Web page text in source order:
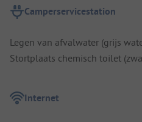
Camperservicestation
Legen van afvalwater (grijs
Stortplaats chemisch toilet
Internet